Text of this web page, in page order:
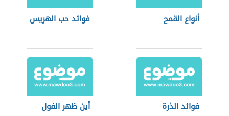
أنواع القمح فوائد حب الهريس
فوائد الذرة
أين ظهر الفول